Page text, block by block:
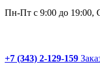
Пн-Пт с 9:00 до 19:00,
+7 (343) 2-129-159